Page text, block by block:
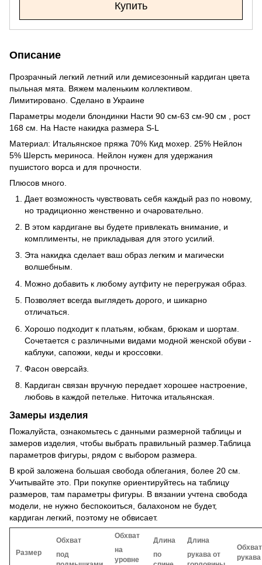
Купить
Описание
Прозрачный легкий летний или демисезонный кардиган цвета
пыльная мята. Вяжем маленьким коллективом.
Лимитировано. Сделано в Украине
Параметры модели блондинки Насти 90 см-63 см-90 см , рост
168 см. На Насте накидка размера S-L
Материал: Итальянское пряжа 70% Кид мохер. 25% Нейлон
5% Шерсть мериноса. Нейлон нужен для удержания
пушистого ворса и для прочности.
Плюсов много.
Дает возможность чувствовать себя каждый раз по новому,
но традиционно женственно и очаровательно.
В этом кардигане вы будете привлекать внимание, и
комплименты, не прикладывая для этого усилий.
Эта накидка сделает ваш образ легким и магически
волшебным.
Можно добавить к любому аутфиту не перегружая образ.
Позволяет всегда выглядеть дорого, и шикарно
отличаться.
Хорошо подходит к платьям, юбкам, брюкам и шортам.
Сочетается с различными видами модной женской обуви -
каблуки, сапожки, кеды и кроссовки.
Фасон оверсайз.
Кардиган связан вручную передает хорошее настроение,
любовь в каждой петельке. Ниточка итальянская.
Замеры изделия
Пожалуйста, ознакомьтесь с данными размерной таблицы и
замеров изделия, чтобы выбрать правильный размер.Таблица
параметров фигуры, рядом с выбором размера.
В крой заложена большая свобода облегания, более 20 см.
Учитывайте это. При покупке ориентируйтесь на таблицу
размеров, там параметры фигуры. В вязании учтена свобода
модели, не нужно беспокоиться, балахоном не будет,
кардиган легкий, поэтому не обвисает.
Размер
Обхват
под
Обхват
на
уровне
Длина
по
Длина
рукава от
Обхват
рукава